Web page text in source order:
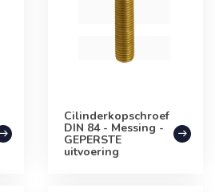
Cilinderkopschroef
DIN 84 - Messing -
GEPERSTE
uitvoering